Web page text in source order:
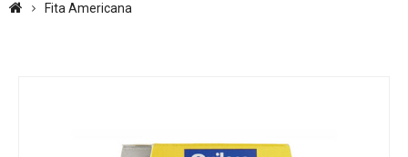
Fita Americana